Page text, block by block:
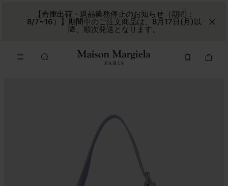
【倉庫出荷・返品業務停止のお知らせ（期間：
8/7~16）】期間中のご注文商品は、8月17日(月)以
降、順次発送となります。